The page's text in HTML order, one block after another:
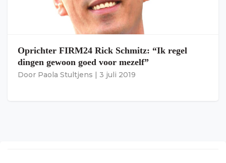
Oprichter FIRM24 Rick Schmitz: “Ik regel
dingen gewoon goed voor mezelf”
Door Paola Stultjens 3 juli 2019